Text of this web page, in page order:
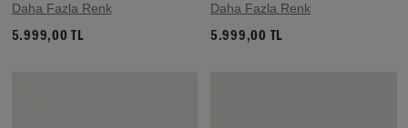
Daha Fazla Renk
5.999,00 TL
Daha Fazla Renk
5.999,00 TL